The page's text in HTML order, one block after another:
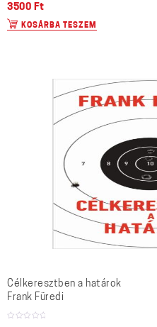
3500 Ft
KOSÁRBA TESZEM
Célkeresztben a határok
Frank Füredi